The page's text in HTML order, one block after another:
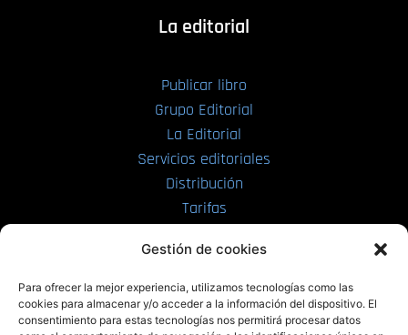
Gestión de cookies
Para ofrecer la mejor experiencia, utilizamos tecnologías como las
cookies para almacenar y/o acceder a la información del dispositivo. El
consentimiento para estas tecnologías nos permitirá procesar datos
La editorial
Publicar libro
Grupo Editorial
La Editorial
Servicios editoriales
Distribución
Tarifas
PRL | Films